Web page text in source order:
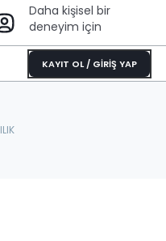
Daha kişisel bir
deneyim için
KAYIT OL / GİRİŞ YAP